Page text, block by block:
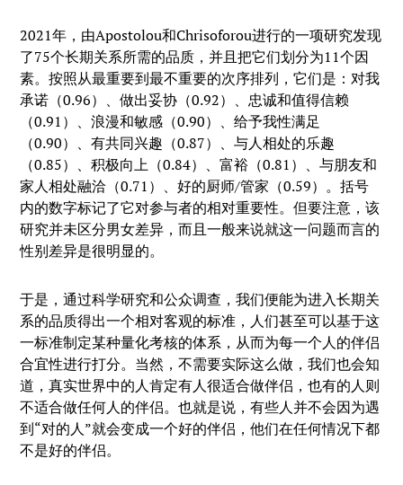
2021年，由Apostolou和Chrisoforou进行的一项研究发现
了75个长期关系所需的品质，并且把它们划分为11个因
素。按照从最重要到最不重要的次序排列，它们是：对我
承诺（0.96）、做出妥协（0.92）、忠诚和值得信赖
（0.91）、浪漫和敏感（0.90）、给予我性满足
（0.90）、有共同兴趣（0.87）、与人相处的乐趣
（0.85）、积极向上（0.84）、富裕（0.81）、与朋友和
家人相处融洽（0.71）、好的厨师/管家（0.59）。括号
内的数字标记了它对参与者的相对重要性。但要注意，该
研究并未区分男女差异，而且一般来说就这一问题而言的
性别差异是很明显的。
于是，通过科学研究和公众调查，我们便能为进入长期关
系的品质得出一个相对客观的标准，人们甚至可以基于这
一标准制定某种量化考核的体系，从而为每一个人的伴侣
合宜性进行打分。当然，不需要实际这么做，我们也会知
道，真实世界中的人肯定有人很适合做伴侣，也有的人则
不适合做任何人的伴侣。也就是说，有些人并不会因为遇
到“对的人”就会变成一个好的伴侣，他们在任何情况下都
不是好的伴侣。